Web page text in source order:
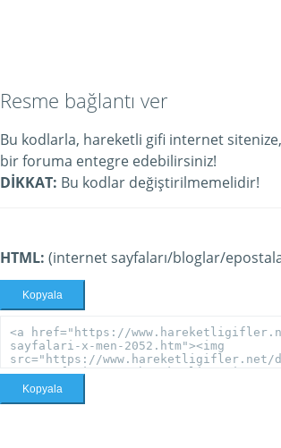
Resme bağlantı ver
Bu kodlarla, hareketli gifi internet
bir foruma entegre edebilirsiniz!
DİKKAT: Bu kodlar değiştirilmemelidir!
HTML: (internet sayfaları/bloglar/
Kopyala
Kopyala